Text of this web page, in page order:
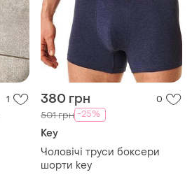
1 380 грн 0
501 грн -25%
Key
Чоловічі труси боксери
шорти key